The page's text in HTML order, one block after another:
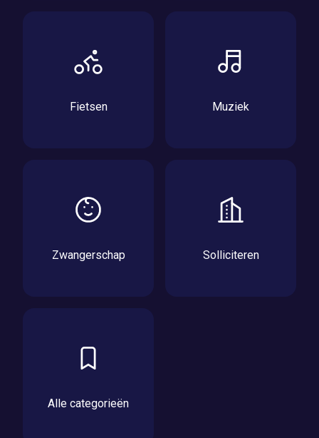
Fietsen Muziek
Zwangerschap Solliciteren
Alle categorieën